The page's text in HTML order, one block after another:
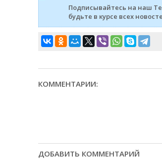
Подписывайтесь на наш
будьте в курсе всех
КОММЕНТАРИИ:
ДОБАВИТЬ КОММЕНТАРИЙ